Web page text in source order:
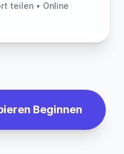
teilen • Online
Beginnen